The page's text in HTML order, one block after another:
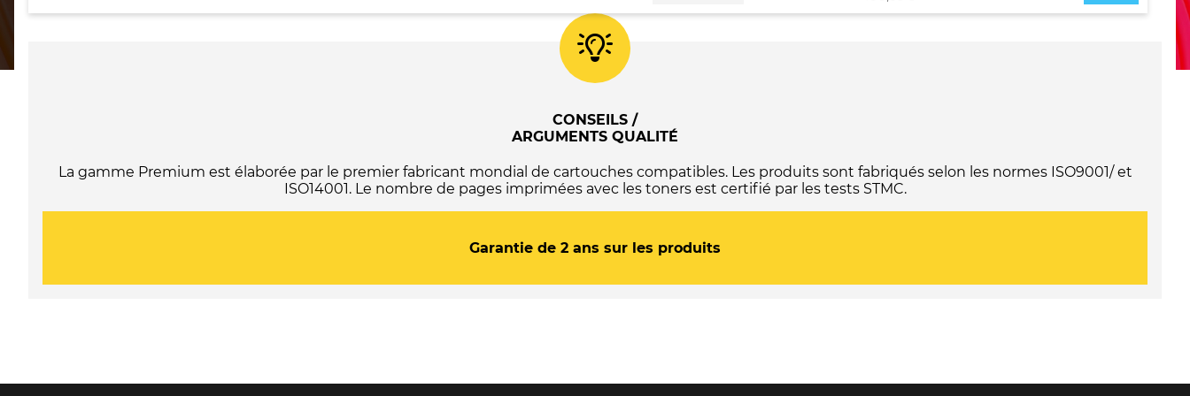
de
CONSEILS /
ARGUMENTS QUALITÉ
La gamme Premium est élaborée par le premier fabricant mondial de cartouches compatibles. Les produits sont fabriqués selon les normes ISO9001/ et
ISO14001. Le nombre de pages imprimées avec les toners est certifié par les tests STMC.
Garantie de 2 ans sur les produits